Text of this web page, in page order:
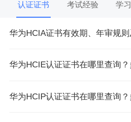
认证证书 考试经验 学
华为HCIE认证证书在哪里查询？
华为HCIP认证证书在哪里查询？